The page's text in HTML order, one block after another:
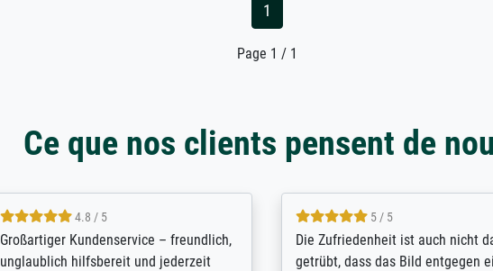
1
Page 1 / 1
Ce que nos clients pensent de
5 / 5
Für ein Erinnerungsbuch mit der
Feldpost meines Großvaters aus dem 1.
4.8 / 5
Hervorragende Qualität. Man
vieles anpassen lassen, wie z.B.: